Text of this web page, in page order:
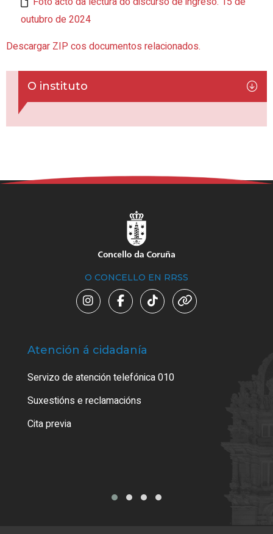
outubro de 2024
Descargar ZIP cos documentos relacionados.
O instituto
O CONCELLO EN RRSS
Atención á cidadanía
Servizo de atención telefónica 010
Suxestións e reclamacións
Cita previa